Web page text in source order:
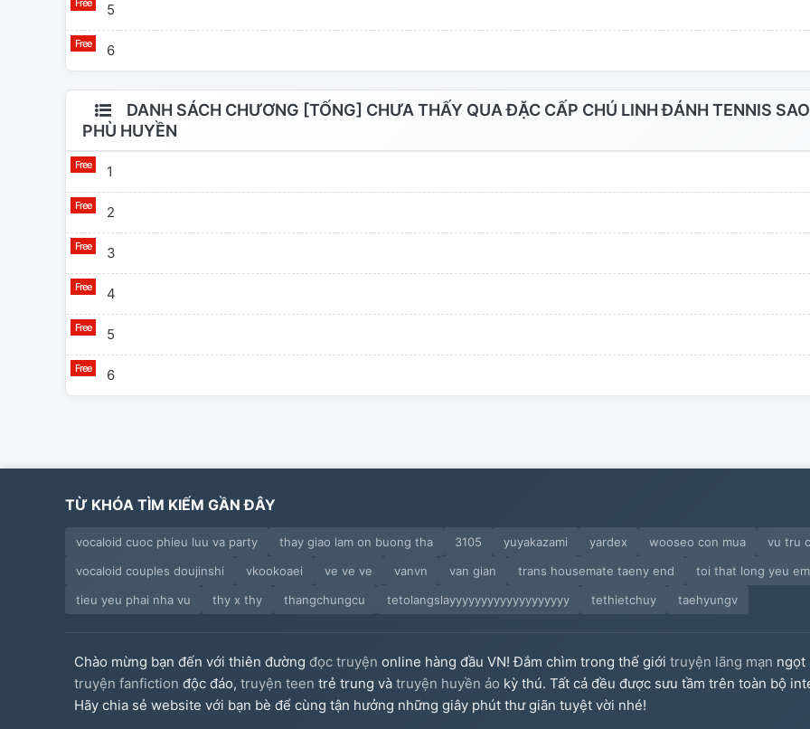
5
6
DANH SÁCH CHƯƠNG [TỐNG] CHƯA THẤY QUA ĐẶC CẤP CHÚ LINH ĐÁNH TENNIS
PHÙ HUYỀN
1
2
3
4
5
6
TỪ KHÓA TÌM KIẾM GẦN ĐÂY
vocaloid cuoc phieu luu va party thay giao lam on buong tha 3105 yuyakazami yardex wooseo con mua
vu tru
vocaloid couples doujinshi
vkookoaei ve ve ve vanvn van gian trans housemate taeny end
toi that long yeu em
tieu yeu phai nha vu
thy x thy thangchungcu tetolangslayyyyyyyyyyyyyyyyyyy tethietchuy taehyungv
Chào mừng bạn đến với thiên đường đọc truyện online hàng đầu VN! Đắm chìm trong thế giới truyện lãng mạn ngọt
truyện fanfiction độc đáo, truyện teen trẻ trung và truyện huyền ảo kỳ thú. Tất cả đều được sưu tầm trên toàn bộ
Hãy chia sẻ website với bạn bè để cùng tận hưởng những giây phút thư giãn tuyệt vời nhé!